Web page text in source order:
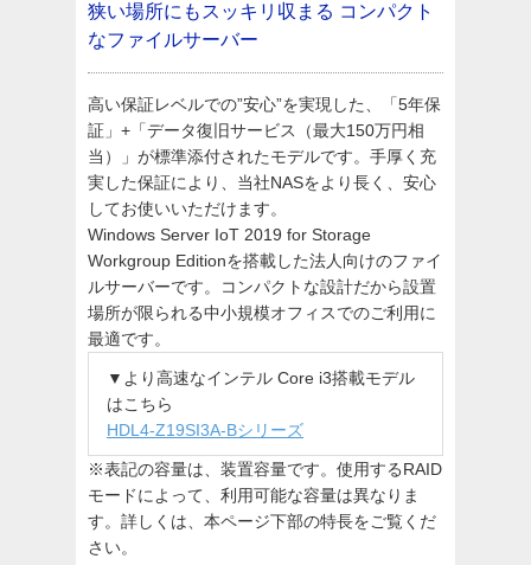
狭い場所にもスッキリ収まる コンパクト
なファイルサーバー
高い保証レベルでの”安心”を実現した、「5年保
証」+「データ復旧サービス（最大150万円相
当）」が標準添付されたモデルです。手厚く充
実した保証により、当社NASをより長く、安心
してお使いいただけます。
Windows Server IoT 2019 for Storage
Workgroup Editionを搭載した法人向けのファイ
ルサーバーです。コンパクトな設計だから設置
場所が限られる中小規模オフィスでのご利用に
最適です。
▼より高速なインテル Core i3搭載モデル
はこちら
HDL4-Z19SI3A-Bシリーズ
※表記の容量は、装置容量です。使用するRAID
モードによって、利用可能な容量は異なりま
す。詳しくは、本ページ下部の特長をご覧くだ
さい。